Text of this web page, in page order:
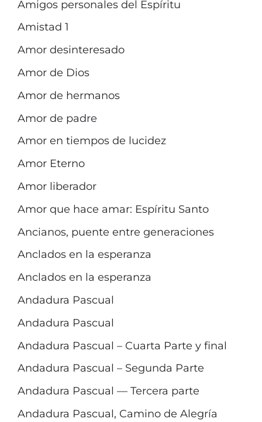
Amigos personales del Espíritu
Amistad 1
Amor desinteresado
Amor de Dios
Amor de hermanos
Amor de padre
Amor en tiempos de lucidez
Amor Eterno
Amor liberador
Amor que hace amar: Espíritu Santo
Ancianos, puente entre generaciones
Anclados en la esperanza
Anclados en la esperanza
Andadura Pascual
Andadura Pascual
Andadura Pascual – Cuarta Parte y final
Andadura Pascual – Segunda Parte
Andadura Pascual — Tercera parte
Andadura Pascual, Camino de Alegría